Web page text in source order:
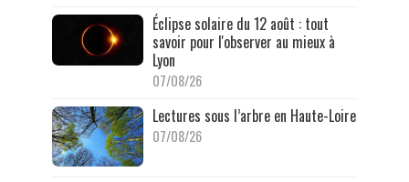
Éclipse solaire du 12 août : tout
savoir pour l'observer au mieux à
Lyon
07/08/26
Lectures sous l’arbre en Haute-Loire
07/08/26